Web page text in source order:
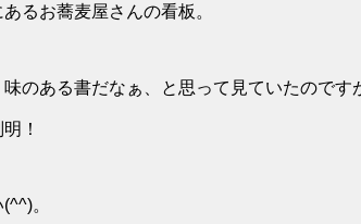
るお蕎麦屋さんの看板。
味のある書だなぁ、と思って見ていたので
！
。